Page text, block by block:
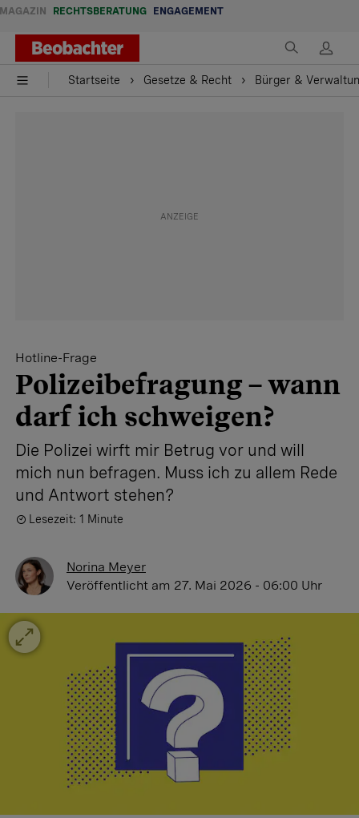
MAGAZIN RECHTSBERATUNG ENGAGEMENT
Startseite Gesetze & Recht Bürger &
Hotline-Frage
Polizeibefragung – wann
darf ich schweigen?
Die Polizei wirft mir Betrug vor und will
mich nun befragen. Muss ich zu allem Rede
und Antwort stehen?
Lesezeit: 1 Minute
Norina Meyer
Veröffentlicht am 27. Mai 2026 - 06:00 Uhr